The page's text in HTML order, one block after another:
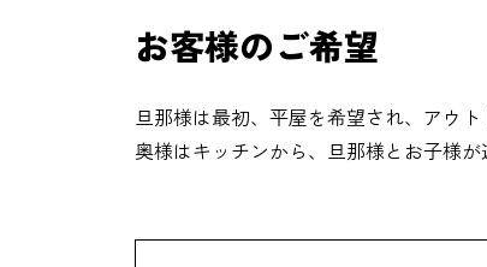
お客様のご希望
旦那様は最初、平屋を希望され、アウ
奥様はキッチンから、旦那様とお子様が